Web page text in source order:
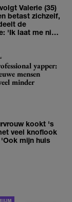
Valerie (35)
betast zichzelf,
de
'Ik laat me niet
yapper:
mensen
minder
kookt 's
veel knoflook
mijn huis